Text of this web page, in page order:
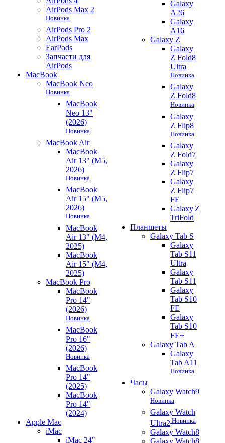
AirPods Max 2
Новинка
AirPods Pro 2
AirPods Max
EarPods
Запчасти для
AirPods
MacBook
MacBook Neo
Новинка
MacBook
Neo 13"
(2026)
Новинка
MacBook Air
MacBook
Air 13" (M5,
2026)
Новинка
MacBook
Air 15" (M5,
2026)
Новинка
MacBook
Air 13" (M4,
2025)
MacBook
Air 15" (M4,
2025)
MacBook Pro
MacBook
Pro 14"
(2026)
Новинка
MacBook
Pro 16"
(2026)
Новинка
MacBook
Pro 14"
(2025)
MacBook
Pro 14"
(2024)
Apple Mac
iMac
iMac 24"
Galaxy
A26
Galaxy
A16
Galaxy Z
Galaxy
Z Fold8
Ultra
Новинка
Galaxy
Z Fold8
Новинка
Galaxy
Z Flip8
Новинка
Galaxy
Z Fold7
Galaxy
Z Flip7
Galaxy
Z Flip7
FE
Galaxy Z
TriFold
Планшеты
Galaxy Tab S
Galaxy
Tab S11
Ultra
Galaxy
Tab S11
Galaxy
Tab S10
FE
Galaxy
Tab S10
FE+
Galaxy Tab A
Galaxy
Tab A11
Новинка
Часы
Galaxy Watch9
Новинка
Galaxy Watch
Ultra2 Новинка
Galaxy Watch8
Galaxy Watch8